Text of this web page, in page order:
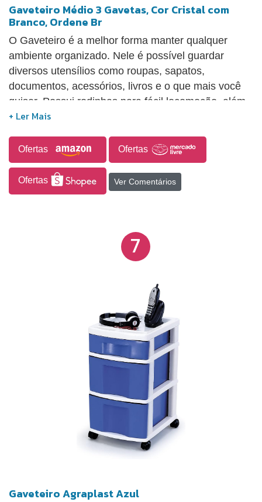
Gaveteiro Médio 3 Gavetas, Cor Cristal com
Branco, Ordene Br
O Gaveteiro é a melhor forma manter qualquer
ambiente organizado. Nele é possível guardar
diversos utensílios como roupas, sapatos,
documentos, acessórios, livros e o que mais você
quiser. Possui rodinhas para fácil locomoção, além
de ser leve e discreto. Possui 3 Gavetas. Medidas:
Ofertas Ofertas
Ofertas Ver Comentários
7
Gaveteiro Agraplast Azul